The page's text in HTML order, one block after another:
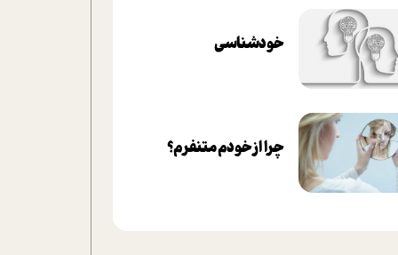
خودشناسی
چرا از خودم متنفرم؟